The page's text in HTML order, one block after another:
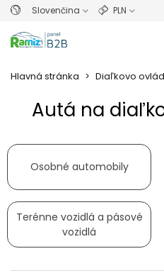
Slovenčina PLN
Hlavná stránka > Diaľkovo
Autá na
Osobné automobily
Terénne vozidlá a pásové
vozidlá